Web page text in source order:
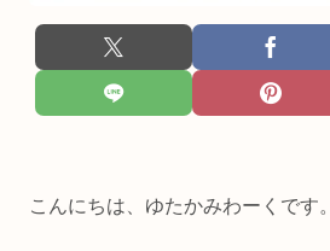
こんにちは、ゆたかみわーくです。